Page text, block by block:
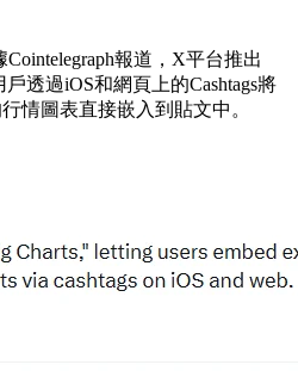
報道，X平台推出
戶透過iOS和網頁上的Cashtags將
情圖表直接嵌入到貼文中。